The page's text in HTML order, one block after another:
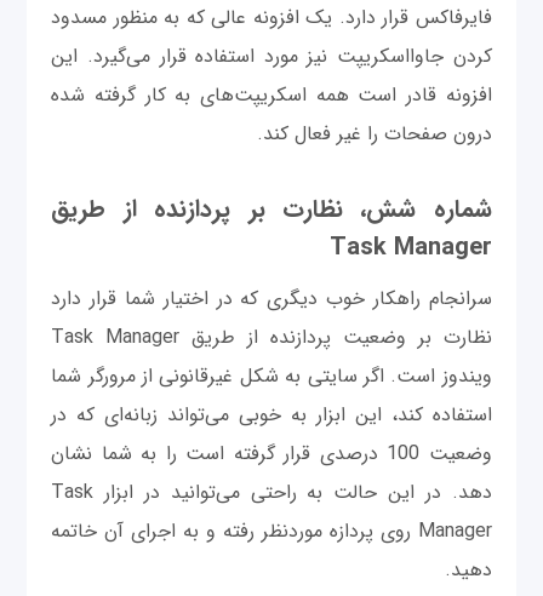
فایرفاکس قرار دارد. یک افزونه عالی که به منظور مسدود
کردن جاوااسکریپت نیز مورد استفاده قرار می‌گیرد. این
افزونه قادر است همه اسکریپت‌های به کار گرفته شده
درون صفحات را غیر فعال کند.
شماره شش، نظارت بر پردازنده از طریق
Task Manager
سرانجام راهکار خوب دیگری که در اختیار شما قرار دارد
نظارت بر وضعیت پردازنده از طریق Task Manager
ویندوز است. اگر سایتی به شکل غیرقانونی از مرورگر شما
استفاده کند، این ابزار به خوبی می‌تواند زبانه‌ای که در
وضعیت 100 درصدی قرار گرفته است را به شما نشان
دهد. در این حالت به راحتی می‌توانید در ابزار Task
Manager روی پردازه موردنظر رفته و به اجرای آن خاتمه
دهید.